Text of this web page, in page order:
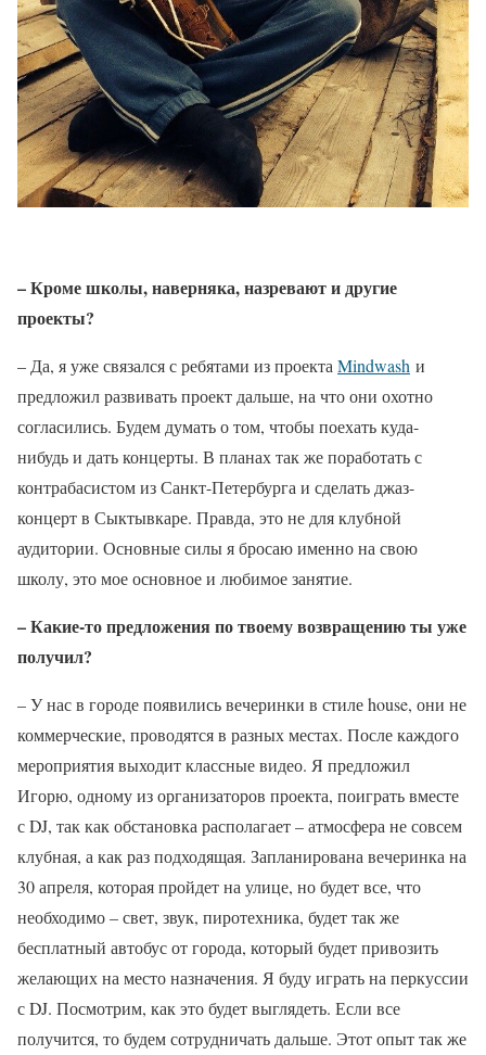
– Кроме школы, наверняка, назревают и другие
проекты?
– Да, я уже связался с ребятами из проекта Mindwash и
предложил развивать проект дальше, на что они охотно
согласились. Будем думать о том, чтобы поехать куда-
нибудь и дать концерты. В планах так же поработать с
контрабасистом из Санкт-Петербурга и сделать джаз-
концерт в Сыктывкаре. Правда, это не для клубной
аудитории. Основные силы я бросаю именно на свою
школу, это мое основное и любимое занятие.
– Какие-то предложения по твоему возвращению ты уже
получил?
– У нас в городе появились вечеринки в стиле house, они не
коммерческие, проводятся в разных местах. После каждого
мероприятия выходит классные видео. Я предложил
Игорю, одному из организаторов проекта, поиграть вместе
с DJ, так как обстановка располагает – атмосфера не совсем
клубная, а как раз подходящая. Запланирована вечеринка на
30 апреля, которая пройдет на улице, но будет все, что
необходимо – свет, звук, пиротехника, будет так же
бесплатный автобус от города, который будет привозить
желающих на место назначения. Я буду играть на перкуссии
с DJ. Посмотрим, как это будет выглядеть. Если все
получится, то будем сотрудничать дальше. Этот опыт так же